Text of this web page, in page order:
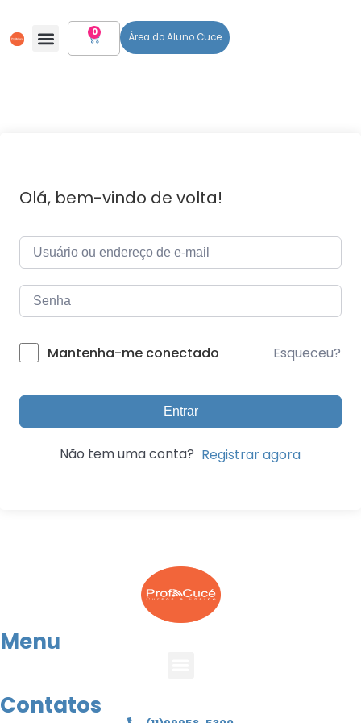
0 Área do Aluno Cuce
Olá, bem-vindo de volta!
Mantenha-me conectado Esqueceu?
Entrar
Não tem uma conta? Registrar agora
Menu
Contatos